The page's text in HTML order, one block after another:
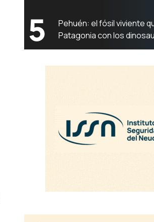
5
Pehuén: el fósil viviente
Patagonia con los